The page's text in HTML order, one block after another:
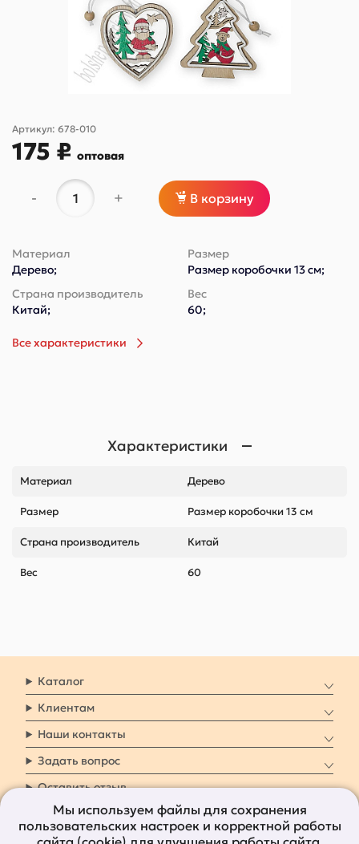
Артикул: 678-010
175 ₽ оптовая
- + В корзину
Материал
Дерево;
Размер
Размер коробочки 13 см;
Страна производитель
Китай;
Вес
60;
Все характеристики
Характеристики
Материал Дерево
Размер Размер коробочки 13 см
Страна производитель Китай
Вес 60
Каталог
Клиентам
Наши контакты
Задать вопрос
Оставить отзыв
8 800 7009 161 Заказать звонок
Мы используем файлы для сохранения
пользовательских настроек и корректной работы